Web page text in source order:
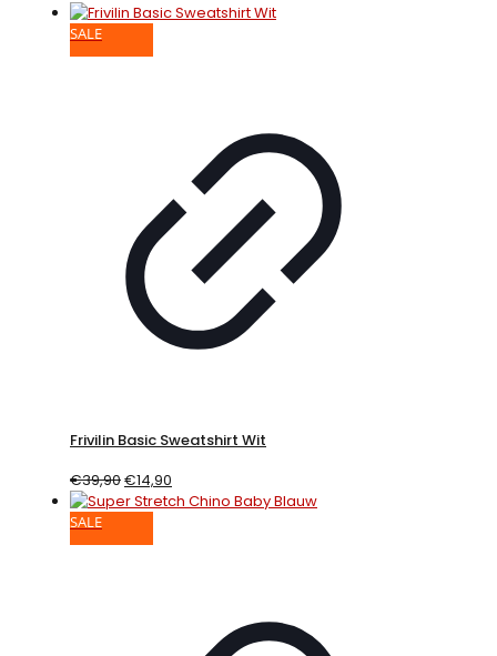
SALE
Frivilin Basic Sweatshirt Wit
€39,90€14,90
SALE